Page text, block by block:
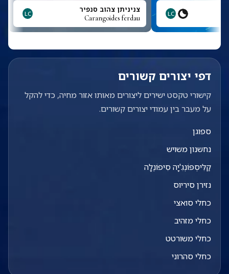
LC צניניתן צהוב סנפיר
Carangoides ferdau
LC
דפי יצורים קשורים
קישורי טקסט ישירים ליצורים מאותו אזור מחיה, כדי להקל
על מעבר בין עמודי יצורים קשורים.
ספוגן
נחשנון משויש
קַלִּיסְפּוֹנְגִ'יָה סִיפוֹנֶלָה
נזירן סיריוס
כחלי סואצי
כחלי מזהיב
כחלי משורטט
כחלי סהרוני